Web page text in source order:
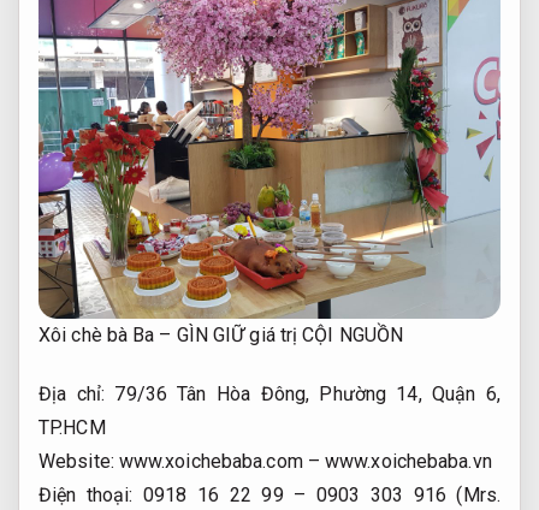
Xôi chè bà Ba – GÌN GIỮ giá trị CỘI NGUỒN
Địa chỉ: 79/36 Tân Hòa Đông, Phường 14, Quận 6,
TP.HCM
Website: www.xoichebaba.com – www.xoichebaba.vn
Điện thoại: 0918 16 22 99 – 0903 303 916 (Mrs.